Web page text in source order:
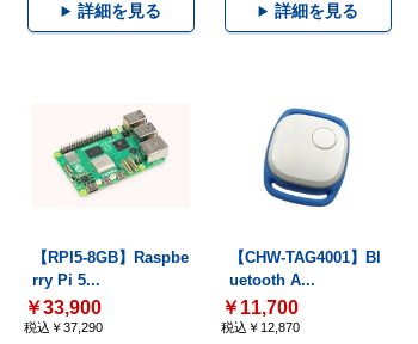
詳細を見る 詳細を見る
【RPI5-8GB】Raspbe
rry Pi 5...
￥33,900
税込￥37,290
【CHW-TAG4001】Bl
uetooth A...
￥11,700
税込￥12,870